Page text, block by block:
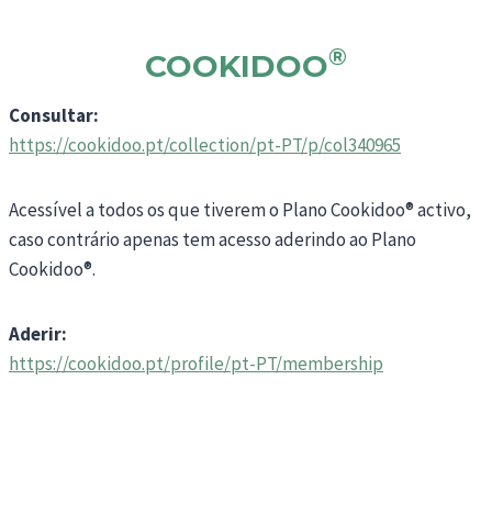
COOKIDOO®
Consultar:
https://cookidoo.pt/collection/pt-PT/p/col340965
Acessível a todos os que tiverem o Plano Cookidoo® activo,
caso contrário apenas tem acesso aderindo ao Plano
Cookidoo®.
Aderir:
https://cookidoo.pt/profile/pt-PT/membership